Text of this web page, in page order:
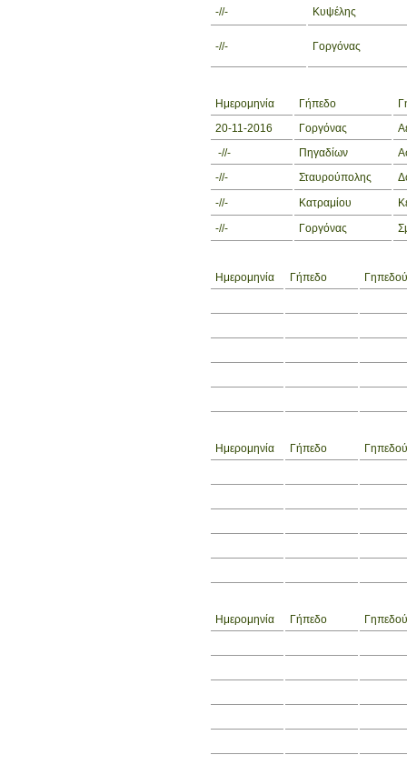
-//- Κυψέλης
-//- Γοργόνας
Ημερομηνία Γήπεδο
20-11-2016
Γοργόνας
-//-
Πηγαδίων
-//-
Σταυρούπολης
-//-
Κατραμίου
-//-
Γοργόνας
Ημερομηνία Γήπεδο
Ημερομηνία Γήπεδο
Ημερομηνία Γήπεδο